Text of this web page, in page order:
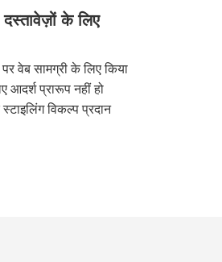
के लिए
वेब सामग्री के लिए किया
आदर्श प्रारूप नहीं हो
विकल्प प्रदान